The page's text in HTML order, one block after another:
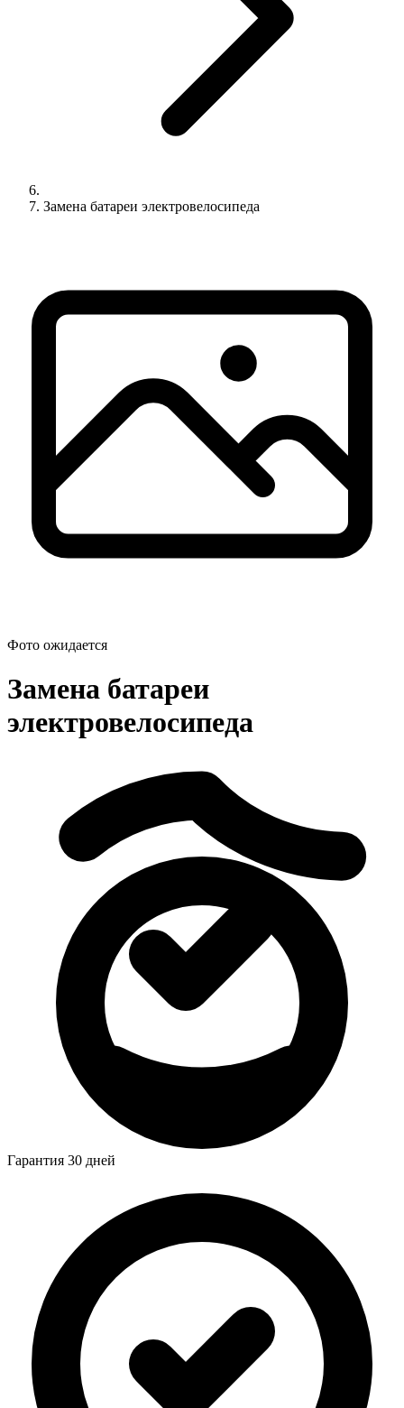
Замена батареи электровелосипеда
Фото ожидается
Замена батареи
электровелосипеда
Гарантия 30 дней